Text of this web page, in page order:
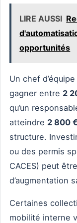
LIRE AUSSI
opportunités
Un chef
gagner entre 2
qu’un
atteindre 2 800
structure.
ou des permis
CACES) peut
d’augmentation
Certaines
mobilité interne